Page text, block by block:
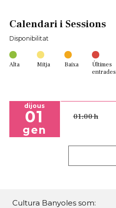
Calendari i Sessions
Disponibilitat
Alta Mitja Baixa
Últimes
entrades
dijous
01
gen
01:00 h
Cultura Banyoles som: